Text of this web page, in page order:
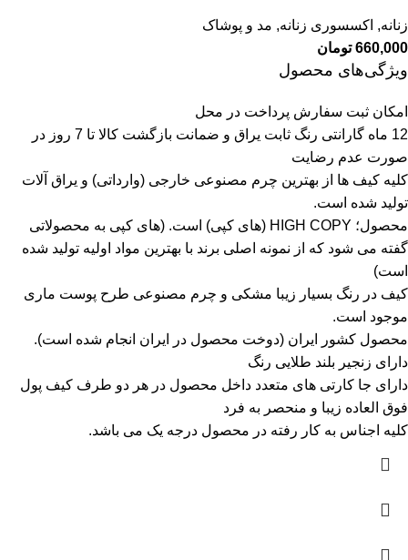
زنانه, اکسسوری زنانه, مد و پوشاک
660,000 تومان
ویژگی‌های محصول
امکان ثبت سفارش پرداخت در محل
12 ماه گارانتی رنگ ثابت یراق و ضمانت بازگشت کالا تا 7 روز در
صورت عدم رضایت
کلیه کیف ها از بهترین چرم مصنوعی خارجی (وارداتی) و یراق آلات
تولید شده است.
محصول؛ HIGH COPY (های کپی) است.
(های کپی به محصولاتی
گفته می شود که از نمونه اصلی برند با بهترین مواد اولیه تولید شده
است)
کیف در رنگ بسیار زیبا مشکی و چرم مصنوعی طرح پوست ماری
موجود است.
محصول کشور ایران (دوخت محصول در ایران انجام شده است).
دارای زنجیر بلند طلایی رنگ
دارای جا کارتی های متعدد داخل محصول در هر دو طرف کیف پول
فوق العاده زیبا و منحصر به فرد
کلیه اجناس به کار رفته در محصول درجه یک می باشد.